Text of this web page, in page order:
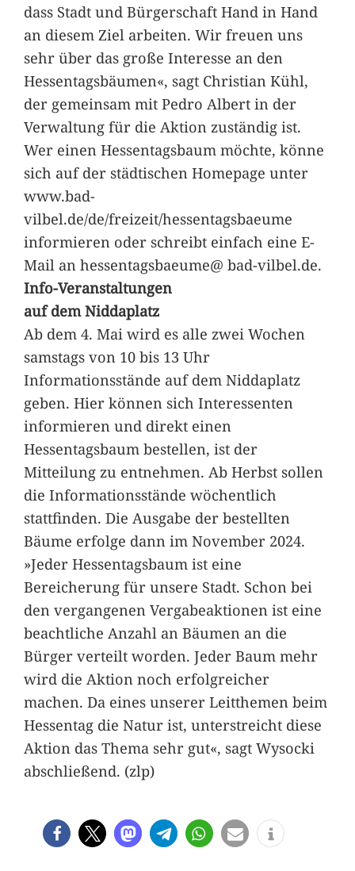
dass Stadt und Bürgerschaft Hand in Hand
an diesem Ziel arbeiten. Wir freuen uns
sehr über das große Interesse an den
Hessentagsbäumen«, sagt Christian Kühl,
der gemeinsam mit Pedro Albert in der
Verwaltung für die Aktion zuständig ist.
Wer einen Hessentagsbaum möchte, könne
sich auf der städtischen Homepage unter
www.bad-
vilbel.de/de/freizeit/hessentagsbaeume
informieren oder schreibt einfach eine E-
Mail an hessentagsbaeume@ bad-vilbel.de.
Info-Veranstaltungen
auf dem Niddaplatz
Ab dem 4. Mai wird es alle zwei Wochen
samstags von 10 bis 13 Uhr
Informationsstände auf dem Niddaplatz
geben. Hier können sich Interessenten
informieren und direkt einen
Hessentagsbaum bestellen, ist der
Mitteilung zu entnehmen. Ab Herbst sollen
die Informationsstände wöchentlich
stattfinden. Die Ausgabe der bestellten
Bäume erfolge dann im November 2024.
»Jeder Hessentagsbaum ist eine
Bereicherung für unsere Stadt. Schon bei
den vergangenen Vergabeaktionen ist eine
beachtliche Anzahl an Bäumen an die
Bürger verteilt worden. Jeder Baum mehr
wird die Aktion noch erfolgreicher
machen. Da eines unserer Leitthemen beim
Hessentag die Natur ist, unterstreicht diese
Aktion das Thema sehr gut«, sagt Wysocki
abschließend. (zlp)